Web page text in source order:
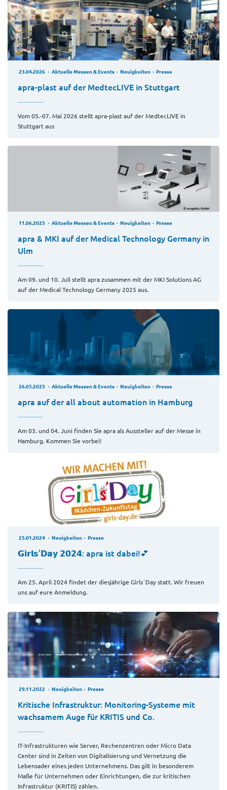
23.04.2026 Aktuelle Messen & Events Neuigkeiten Presse
apra-plast auf der MedtecLIVE in Stuttgart
Vom 05.-07. Mai 2026 stellt apra-plast auf der MedtecLIVE in
Stuttgart aus
11.06.2025 Aktuelle Messen & Events Neuigkeiten Presse
apra & MKI auf der Medical Technology Germany in
Ulm
Am 09. und 10. Juli stellt apra zusammen mit der MKI Solutions AG
auf der Medical Technology Germany 2025 aus.
26.05.2025 Aktuelle Messen & Events Neuigkeiten Presse
apra auf der all about automation in Hamburg
Am 03. und 04. Juni finden Sie apra als Aussteller auf der Messe in
Hamburg. Kommen Sie vorbei!
25.01.2024 Neuigkeiten Presse
𝗚𝗶𝗿𝗹𝘀’𝗗𝗮𝘆 𝟮𝟬𝟮𝟰: apra ist dabei!💕
Am 25. April 2024 findet der diesjährige Girls´Day statt. Wir freuen
uns auf eure Anmeldung.
29.11.2022 Neuigkeiten Presse
Kritische Infrastruktur: Monitoring-Systeme mit
wachsamem Auge für KRITIS und Co.
IT-Infrastrukturen wie Server, Rechenzentren oder Micro Data
Center sind in Zeiten von Digitalisierung und Vernetzung die
Lebensader eines jeden Unternehmens. Das gilt in besonderem
Maße für Unternehmen oder Einrichtungen, die zur kritischen
Infrastruktur (KRITIS) zählen.